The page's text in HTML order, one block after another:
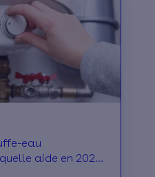
eau
aide en 2026